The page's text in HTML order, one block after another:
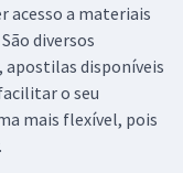
acesso a materiais
diversos
disponíveis
o seu
mais flexível, pois